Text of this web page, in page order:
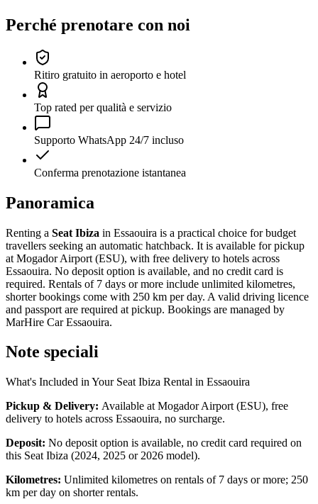
Perché prenotare con noi
Ritiro gratuito in aeroporto e hotel
Top rated per qualità e servizio
Supporto WhatsApp 24/7 incluso
Conferma prenotazione istantanea
Panoramica
Renting a Seat Ibiza in Essaouira is a practical choice for budget
travellers seeking an automatic hatchback. It is available for pickup
at Mogador Airport (ESU), with free delivery to hotels across
Essaouira. No deposit option is available, and no credit card is
required. Rentals of 7 days or more include unlimited kilometres,
shorter bookings come with 250 km per day. A valid driving licence
and passport are required at pickup. Bookings are managed by
MarHire Car Essaouira.
Note speciali
What's Included in Your Seat Ibiza Rental in Essaouira
Pickup & Delivery: Available at Mogador Airport (ESU), free
delivery to hotels across Essaouira, no surcharge.
Deposit: No deposit option is available, no credit card required on
this Seat Ibiza (2024, 2025 or 2026 model).
Kilometres: Unlimited kilometres on rentals of 7 days or more; 250
km per day on shorter rentals.